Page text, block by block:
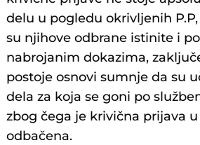
delu u pogledu okrivljenih P.P,
su njihove odbrane istinite i
nabrojanim dokazima,
postoje osnovi sumnje da su
dela za koja se goni po
zbog čega je krivična prijava
odbačena.